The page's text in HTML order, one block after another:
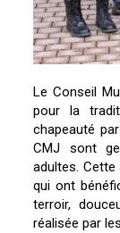
Le Conseil
pour la
chapeauté
CMJ sont
adultes. Cette
qui ont
terroir,
réalisée par